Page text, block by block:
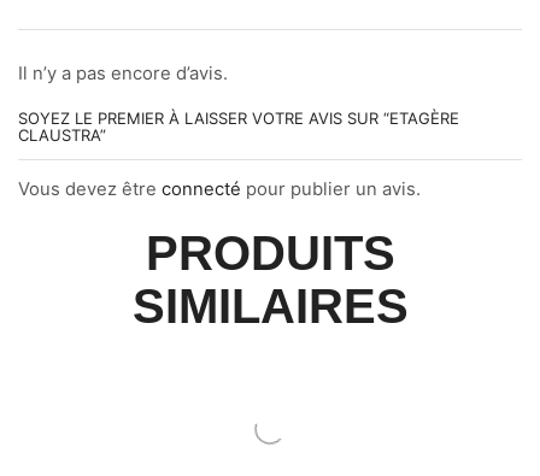
Il n’y a pas encore d’avis.
SOYEZ LE PREMIER À LAISSER VOTRE AVIS SUR “ETAGÈRE
CLAUSTRA”
Vous devez être connecté pour publier un avis.
PRODUITS
SIMILAIRES